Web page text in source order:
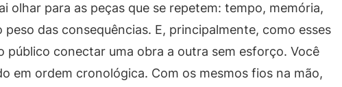
olhar para as peças que se repetem: tempo, memória,
peso das consequências. E, principalmente, como esses
público conectar uma obra a outra sem esforço. Você
em ordem cronológica. Com os mesmos fios na mão,